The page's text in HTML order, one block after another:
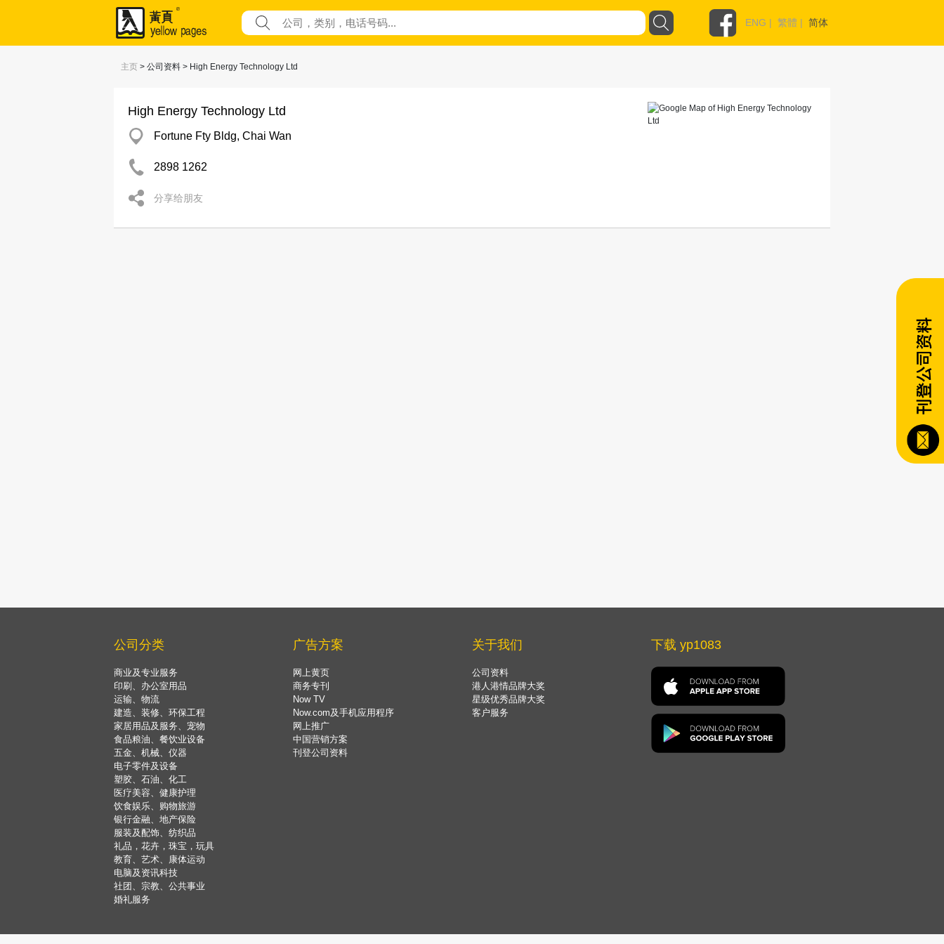
ENG | 繁體 | 简体
主页 > 公司资料 > High Energy Technology Ltd
High Energy Technology Ltd
Fortune Fty Bldg, Chai Wan
2898 1262
分享给朋友
公司分类
商业及专业服务
印刷、办公室用品
运输、物流
建造、装修、环保工程
家居用品及服务、宠物
食品粮油、餐饮业设备
五金、机械、仪器
电子零件及设备
塑胶、石油、化工
医疗美容、健康护理
饮食娱乐、购物旅游
银行金融、地产保险
服装及配饰、纺织品
礼品，花卉，珠宝，玩具
教育、艺术、康体运动
电脑及资讯科技
社团、宗教、公共事业
婚礼服务
广告方案
网上黄页
商务专刊
Now TV
Now.com及手机应用程序
网上推广
中国营销方案
刊登公司资料
关于我们
公司资料
港人港情品牌大奖
星级优秀品牌大奖
客户服务
下载 yp1083